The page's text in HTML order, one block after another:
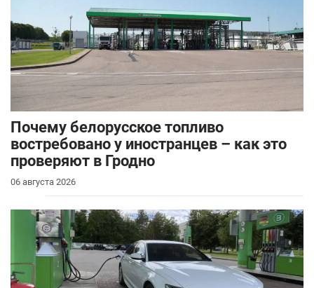
Почему белорусское топливо
востребовано у иностранцев – как это
проверяют в Гродно
06 августа 2026